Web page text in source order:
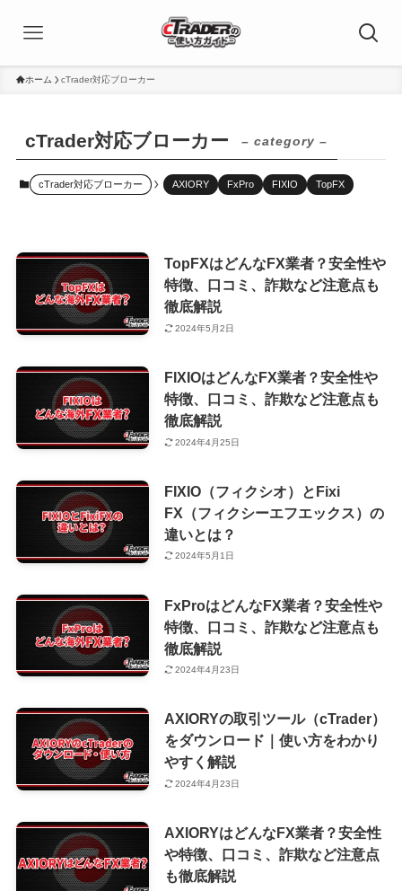
ホーム cTrader対応ブローカー
cTrader対応ブローカー – category –
cTrader対応ブローカー AXIORY FxPro FIXIO TopFX
TopFXはどんなFX業者？安全性や
特徴、口コミ、詐欺など注意点も
徹底解説
2024年5月2日
FIXIOはどんなFX業者？安全性や
特徴、口コミ、詐欺など注意点も
徹底解説
2024年4月25日
FIXIO（フィクシオ）とFixi
FX（フィクシーエフエックス）の
違いとは？
2024年5月1日
FxProはどんなFX業者？安全性や
特徴、口コミ、詐欺など注意点も
徹底解説
2024年4月23日
AXIORYの取引ツール（cTrader）
をダウンロード｜使い方をわかり
やすく解説
2024年4月23日
AXIORYはどんなFX業者？安全性
や特徴、口コミ、詐欺など注意点
も徹底解説